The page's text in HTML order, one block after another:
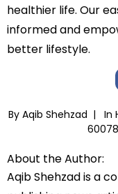
healthier life. Our
informed and
better lifestyle.
By Aqib Shehzad | In
About the Author:
Aqib Shehzad is a